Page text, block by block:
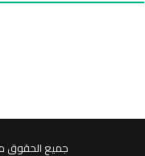
جميع الحقوق